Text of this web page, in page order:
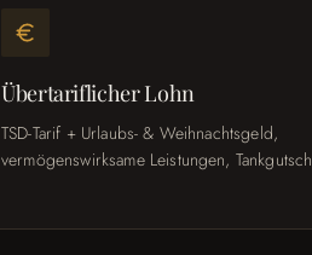
Übertariflicher Lohn
TSD-Tarif + Urlaubs- & Weihnachtsgeld,
vermögenswirksame Leistungen,